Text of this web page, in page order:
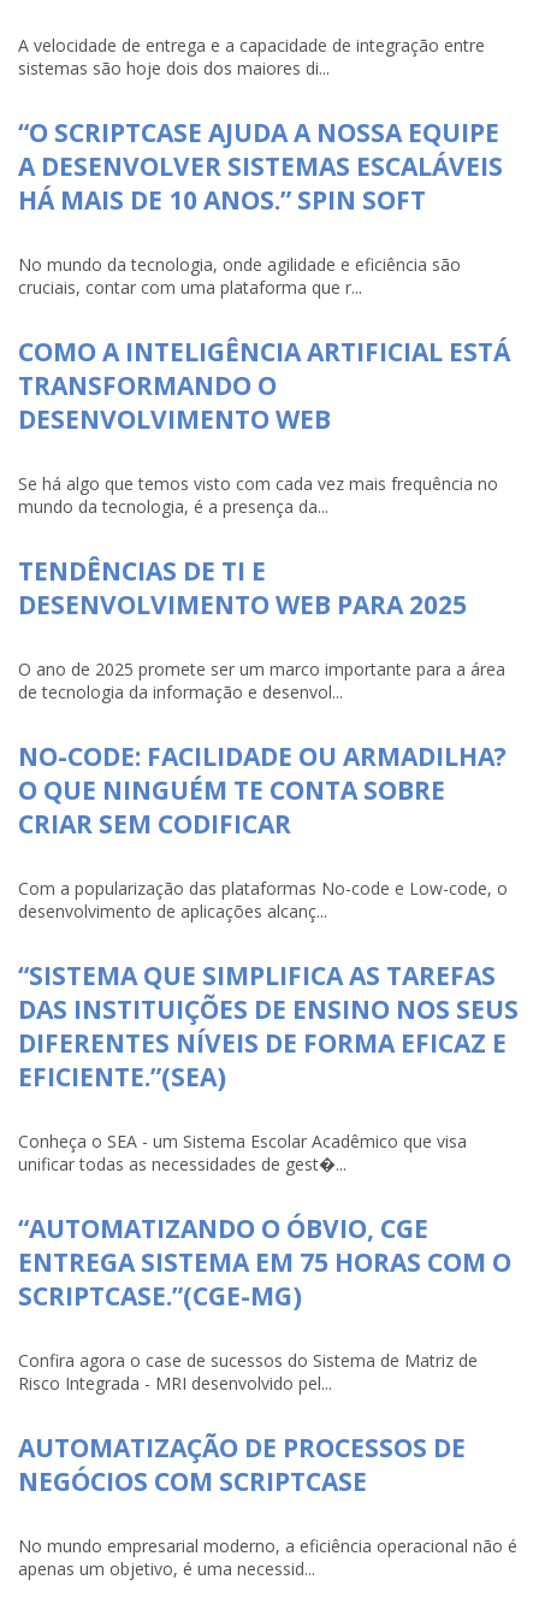
A velocidade de entrega e a capacidade de integração entre
sistemas são hoje dois dos maiores di...
“O SCRIPTCASE AJUDA A NOSSA EQUIPE
A DESENVOLVER SISTEMAS ESCALÁVEIS
HÁ MAIS DE 10 ANOS.” SPIN SOFT
No mundo da tecnologia, onde agilidade e eficiência são
cruciais, contar com uma plataforma que r...
COMO A INTELIGÊNCIA ARTIFICIAL ESTÁ
TRANSFORMANDO O
DESENVOLVIMENTO WEB
Se há algo que temos visto com cada vez mais frequência no
mundo da tecnologia, é a presença da...
TENDÊNCIAS DE TI E
DESENVOLVIMENTO WEB PARA 2025
O ano de 2025 promete ser um marco importante para a área
de tecnologia da informação e desenvol...
NO-CODE: FACILIDADE OU ARMADILHA?
O QUE NINGUÉM TE CONTA SOBRE
CRIAR SEM CODIFICAR
Com a popularização das plataformas No-code e Low-code, o
desenvolvimento de aplicações alcanç...
“SISTEMA QUE SIMPLIFICA AS TAREFAS
DAS INSTITUIÇÕES DE ENSINO NOS SEUS
DIFERENTES NÍVEIS DE FORMA EFICAZ E
EFICIENTE.”(SEA)
Conheça o SEA - um Sistema Escolar Acadêmico que visa
unificar todas as necessidades de gest�...
“AUTOMATIZANDO O ÓBVIO, CGE
ENTREGA SISTEMA EM 75 HORAS COM O
SCRIPTCASE.”(CGE-MG)
Confira agora o case de sucessos do Sistema de Matriz de
Risco Integrada - MRI desenvolvido pel...
AUTOMATIZAÇÃO DE PROCESSOS DE
NEGÓCIOS COM SCRIPTCASE
No mundo empresarial moderno, a eficiência operacional não é
apenas um objetivo, é uma necessid...